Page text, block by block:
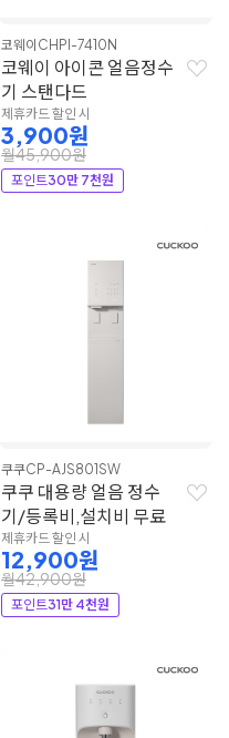
코웨이 CHPI-7410N
코웨이 아이콘 얼음정수
기 스탠다드
제휴카드 할인 시
3,900원
월45,900원
포인트30만 7천원
쿠쿠CP-AJS801SW
쿠쿠 대용량 얼음 정수
기/등록비,설치비 무료
제휴카드 할인 시
12,900원
월42,900원
포인트31만 4천원